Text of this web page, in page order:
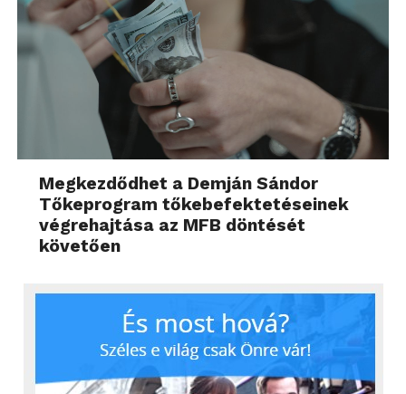
Megkezdődhet a Demján Sándor
Tőkeprogram tőkebefektetéseinek
végrehajtása az MFB döntését
követően